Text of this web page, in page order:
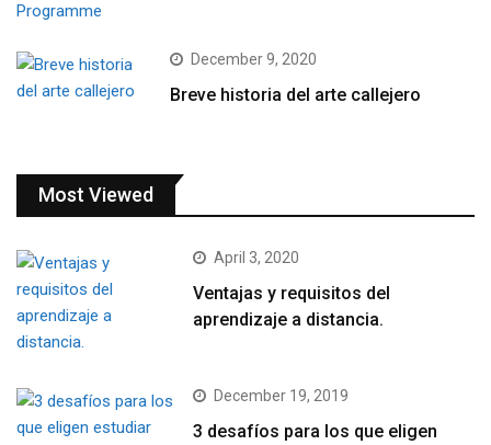
December 9, 2020
Breve historia del arte callejero
Most Viewed
April 3, 2020
Ventajas y requisitos del
aprendizaje a distancia.
December 19, 2019
3 desafíos para los que eligen